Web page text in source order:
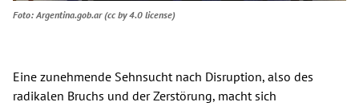
Foto: Argentina.gob.ar (cc by 4.0 license)
Eine zunehmende Sehnsucht nach Disruption, also des
radikalen Bruchs und der Zerstörung, macht sich